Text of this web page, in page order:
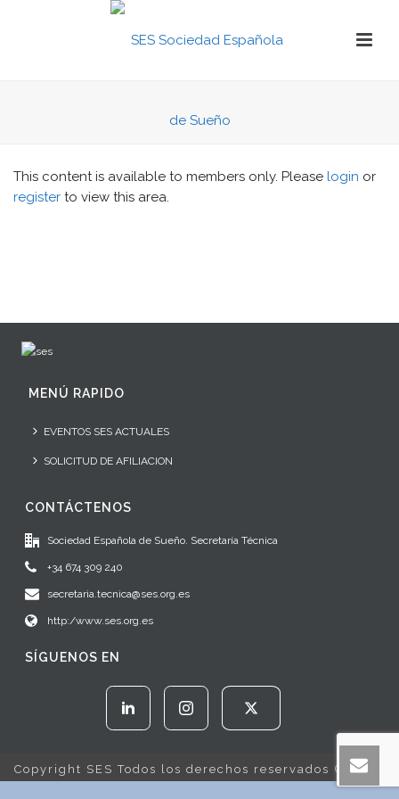
This content is available to members only. Please login or
register to view this area.
MENÚ RAPIDO
EVENTOS SES ACTUALES
SOLICITUD DE AFILIACION
CONTÁCTENOS
Sociedad Española de Sueño. Secretaría Técnica
+34 674 309 240
secretaria.tecnica@ses.org.es
http:/www.ses.org.es
SÍGUENOS EN
Copyright SES Todos los derechos reservados © 2022